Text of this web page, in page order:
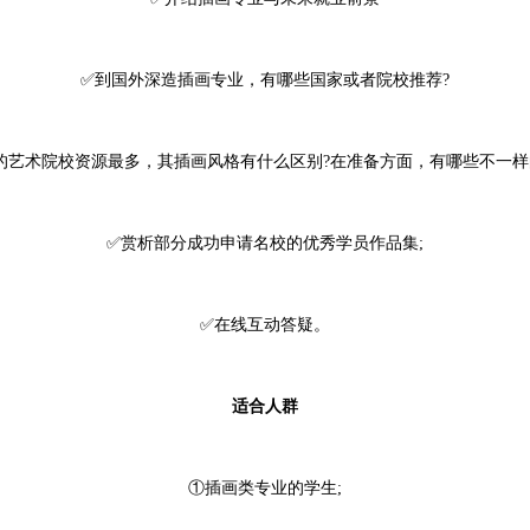
✅到国外深造插画专业，有哪些国家或者院校推荐?
艺术院校资源最多，其插画风格有什么区别?在准备方面，有哪些不一
✅赏析部分成功申请名校的优秀学员作品集;
✅在线互动答疑。
适合人群
①插画类专业的学生;